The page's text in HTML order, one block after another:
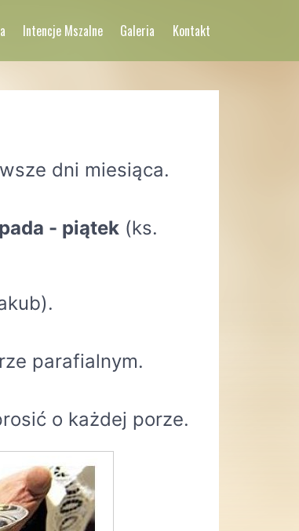
Intencje Mszalne Galeria Kontakt
dni miesiąca.
- piątek(ks.
parafialnym.
o każdej porze.